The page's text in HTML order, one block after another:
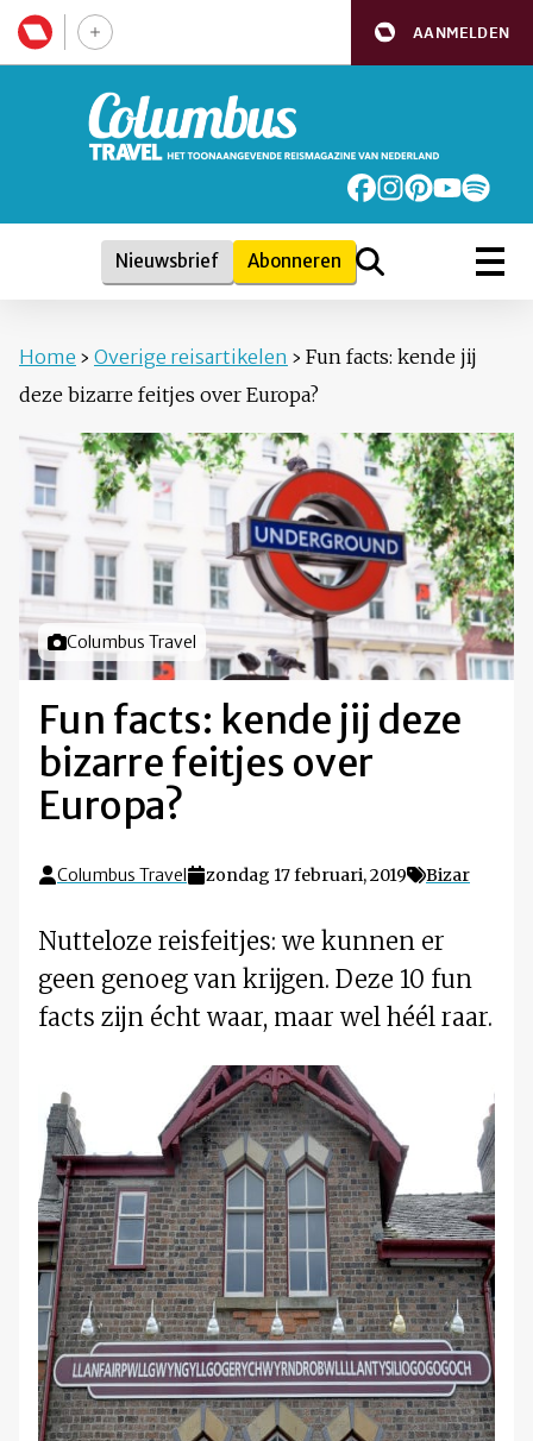
AANMELDEN
Nieuwsbrief Abonneren
Home › Overige reisartikelen › Fun facts: kende jij
deze bizarre feitjes over Europa?
Foto door
Columbus Travel
Fun facts: kende jij deze
bizarre feitjes over
Europa?
Columbus Travel zondag 17 februari, 2019 Bizar
Nutteloze reisfeitjes: we kunnen er
geen genoeg van krijgen. Deze 10 fun
facts zijn écht waar, maar wel héél raar.